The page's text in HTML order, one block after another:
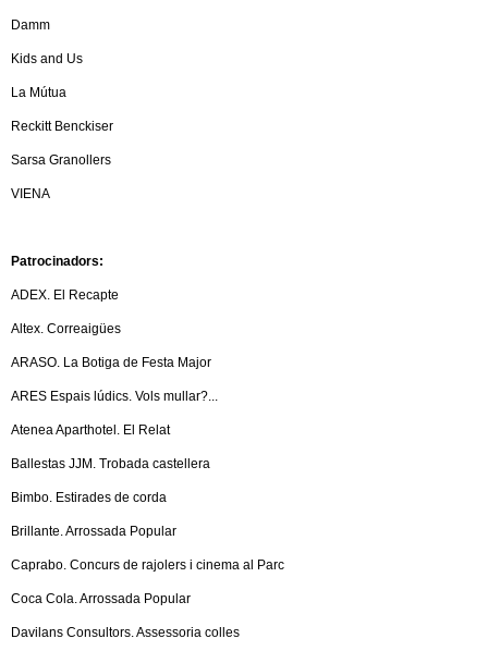
n
o
e
s
Damm
Kids and Us
La Mútua
Reckitt Benckiser
Sarsa Granollers
VIENA
Patrocinadors:
ADEX. El Recapte
Altex. Correaigües
ARASO. La Botiga de Festa Major
ARES Espais lúdics. Vols mullar?...
Atenea Aparthotel. El Relat
Ballestas JJM. Trobada castellera
Bimbo. Estirades de corda
Brillante. Arrossada Popular
Caprabo. Concurs de rajolers i cinema al Parc
Coca Cola. Arrossada Popular
Davilans Consultors. Assessoria colles